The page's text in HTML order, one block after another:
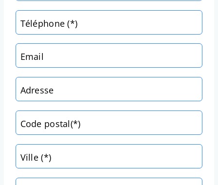
Téléphone (*)
Email
Adresse
Code postal(*)
Ville (*)